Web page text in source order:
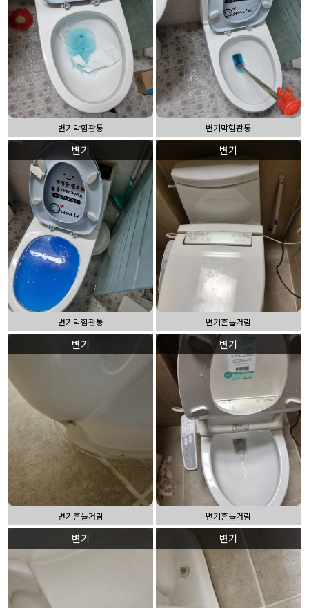
변기막힘관통 변기막힘관통
변기
변기막힘관통
변기
변기흔들거림
변기
변기흔들거림
변기
변기흔들거림
변기 변기